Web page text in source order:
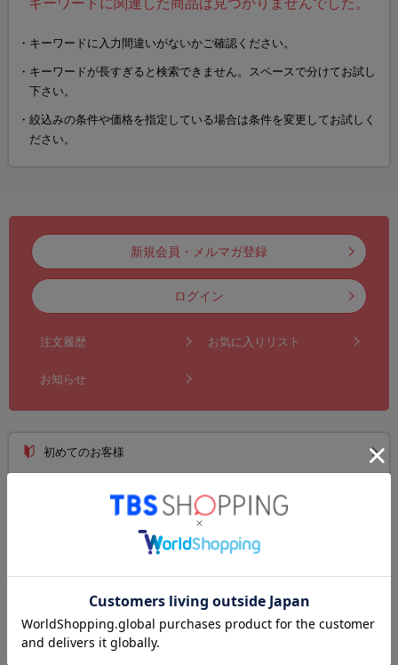
キーワードに入力間違いがないかご確認ください。
キーワードが長すぎると検索できません。スペースで分けてお試し
下さい。
絞込みの条件や価格を指定している場合は条件を変更してお試しく
ださい。
新規会員・メルマガ登録
ログイン
注文履歴 お気に入りリスト
お知らせ
初めてのお客様
ご利用ガイド
よくあるご質問